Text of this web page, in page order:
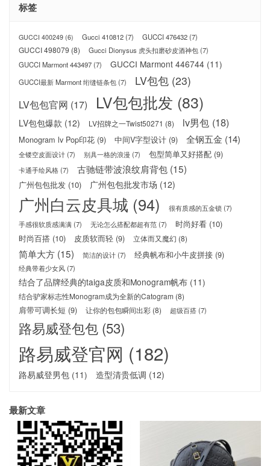
标签
GUCCI 400249 (6) Gucci 410812(7) GUCCI 476432(7)
GUCCI 498079 (8) Gucci Dionysus 虎头扣磨砂皮酒神包(7)
GUCCI Marmont 443497(7) GUCCI Marmont 446744 (11)
GUCCI最新 Marmont 绗缝链条包(7) LV包包 (23)
LV包包官网 (17) LV包包批发 (83)
LV包包爆款 (12) LV招牌之一Twist50271 (8) lv男包 (18)
Monogram lv Pop印花 (9) 中间V字型设计 (9) 全钢五金 (14)
全镂空皮面设计(7) 别具一格的浪漫 (7) 包型简单又好搭配 (9)
卡通手绘风格(7) 古驰链带波浪纹肩背包 (15)
广州包包批发 (10) 广州包包批发市场 (12)
广州白云皮具城 (94) 很有质感的五金锁 (7)
手感很软质感满满(7) 无论怎么搭配都超有范(7) 时尚好看 (10)
时尚百搭 (10) 皮质软而轻 (9) 立体而又魔幻 (8)
简单大方 (15) 简洁的设计(7) 经典帆布和小牛皮拼接 (9)
经典带着少女风(7)
结合了品牌经典的taiga皮质和Monogram帆布 (11)
结合驴家标志性Monogram成为全新的Catogram (8)
肩带可调长短 (9) 让你的包包瞬间出彩 (8) 超级百搭(7)
路易威登包包 (53)
路易威登官网 (182)
路易威登男包 (11) 造型清贵低调 (12)
最新文章